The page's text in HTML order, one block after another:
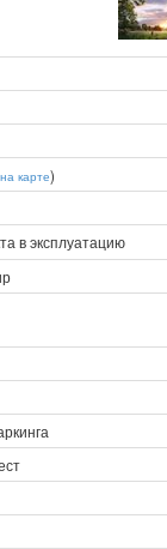
карте)
в эксплуатацию